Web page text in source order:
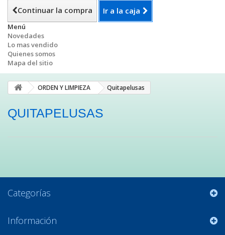
Continuar la compra Ir a la caja
Menú
Novedades
Lo mas vendido
Quienes somos
Mapa del sitio
ORDEN Y LIMPIEZA Quitapelusas
QUITAPELUSAS
Categorías
Información